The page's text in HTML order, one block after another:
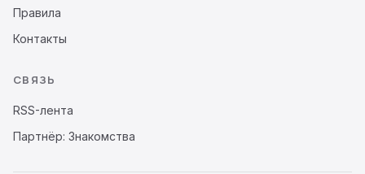
Правила
Контакты
СВЯЗЬ
RSS-лента
Партнёр: Знакомства